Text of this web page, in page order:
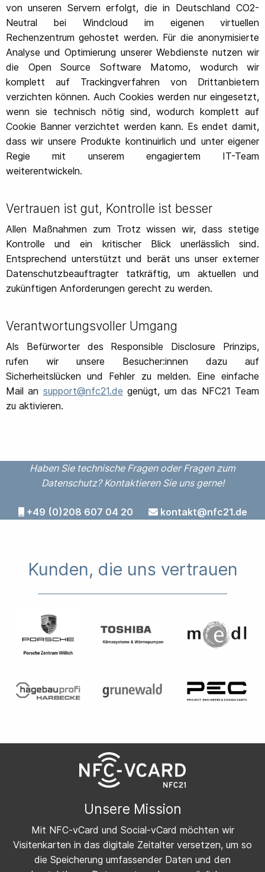
von unseren Servern erfolgt, die in Deutschland CO2-
Neutral bei Windcloud im eigenen virtuellen
Rechenzentrum gehostet werden. Für die anonymisierte
Analyse und Optimierung unserer Webdienste nutzen wir
die Open Source Software Matomo, wodurch wir
komplett auf Trackingverfahren von Drittanbietern
verzichten können. Auch Cookies werden nur eingesetzt,
wenn sie technisch nötig sind, wodurch komplett auf
Cookie Banner verzichtet werden kann. Es endet damit,
dass wir unsere Produkte kontinuirlich und unter eigener
Regie mit unserem engagiertem IT-Team
weiterentwickeln.
Vertrauen ist gut, Kontrolle ist besser
Allen Maßnahmen zum Trotz wissen wir, dass stetige
Kontrolle und ein kritischer Blick unerlässlich sind.
Entsprechend unterstützt und berät uns unser externer
Datenschutzbeauftragter tatkräftig, um aktuellen und
zukünftigen Anforderungen gerecht zu werden.
Verantwortungsvoller Umgang
Als Befürworter des Responsible Disclosure Prinzips,
rufen wir unsere Besucher:innen dazu auf
Sicherheitslücken und Fehler zu melden. Eine einfache
Mail an support@nfc21.de genügt, um das NFC21 Team
zu aktivieren.
Haben Sie technische Fragen oder Fragen zum
Datenschutz? Kontaktieren Sie uns gerne!
+49 (0)208 607 04 20 kontakt@nfc21.de
Kunden, die uns vertrauen
Unsere Mission
Mit NFC-vCard und Social-vCard möchten wir
Visitenkarten in das digitale Zeitalter versetzen, um so
die Speicherung umfassender Daten und den